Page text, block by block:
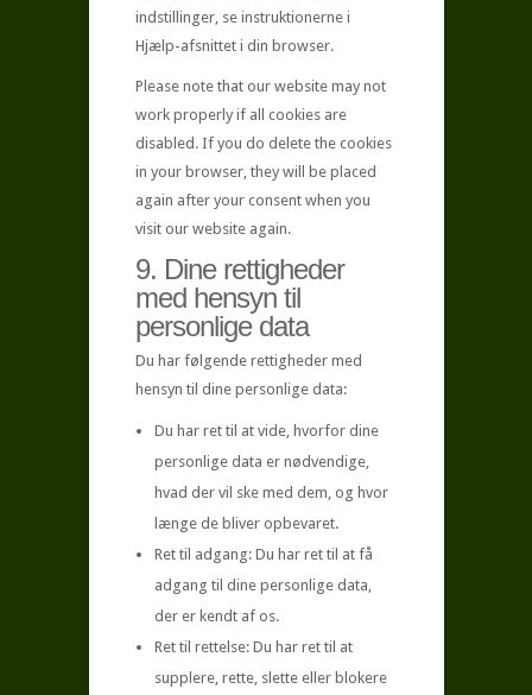
indstillinger, se instruktionerne i
Hjælp-afsnittet i din browser.
Please note that our website may not
work properly if all cookies are
disabled. If you do delete the cookies
in your browser, they will be placed
again after your consent when you
visit our website again.
9. Dine rettigheder
med hensyn til
personlige data
Du har følgende rettigheder med
hensyn til dine personlige data:
Du har ret til at vide, hvorfor dine
personlige data er nødvendige,
hvad der vil ske med dem, og hvor
længe de bliver opbevaret.
Ret til adgang: Du har ret til at få
adgang til dine personlige data,
der er kendt af os.
Ret til rettelse: Du har ret til at
supplere, rette, slette eller blokere